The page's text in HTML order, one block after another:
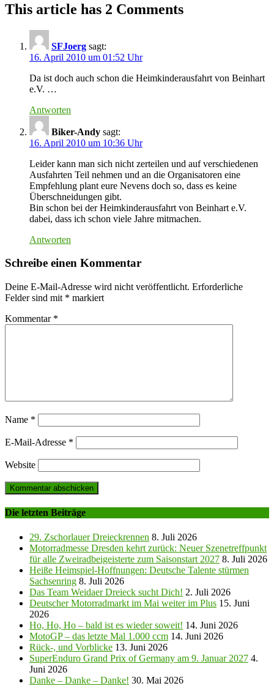
This article has 2 Comments
SFJoerg sagt:
16. April 2010 um 01:52 Uhr
Da ist doch auch schon die Heimkinderausfahrt von Beinhart
e.V. …
Antworten
Biker-Andy sagt:
16. April 2010 um 10:36 Uhr
Leider kann man sich nicht zerteilen und auf verschiedenen
Ausfahrten Teil nehmen und an die Organisatoren eine
Empfehlung plant eure Nevens doch so, dass es keine
Überschneidungen gibt.
Bin schon bei der Heimkinderausfahrt von Beinhart e.V.
dabei, dass ich schon viele Jahre mitmachen.
Antworten
Schreibe einen Kommentar
Deine E-Mail-Adresse wird nicht veröffentlicht. Erforderliche
Felder sind mit * markiert
Kommentar *
Name *
E-Mail-Adresse *
Website
Die letzten Beiträge
29. Zschorlauer Dreieckrennen 8. Juli 2026
Motorradmesse Dresden kehrt zurück: Neuer Szenetreffpunkt
für alle Zweiradbeigeisterte zum Saisonstart 2027 8. Juli 2026
Heiße Heimspiel-Hoffnungen: Deutsche Talente stürmen
Sachsenring 8. Juli 2026
Das Team Weidaer Dreieck sucht Dich! 2. Juli 2026
Deutscher Motorradmarkt im Mai weiter im Plus 15. Juni
2026
Ho, Ho, Ho – bald ist es wieder soweit! 14. Juni 2026
MotoGP – das letzte Mal 1.000 ccm 14. Juni 2026
Rück-, und Vorblicke 13. Juni 2026
SuperEnduro Grand Prix of Germany am 9. Januar 2027 4.
Juni 2026
Danke – Danke – Danke! 30. Mai 2026